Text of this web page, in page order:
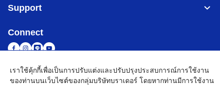
Support
Connect
Thailand เครือข่าย Brother ทั่วโลก
เราใช้คุ้กกี้เพื่อเป็นการปรับแต่งและปรับปรุงประสบการณ์การใช้งาน
ของท่านบนเว็บไซต์ของกลุ่มบริษัทบราเดอร์ โดยหากท่านมีการใช้งาน